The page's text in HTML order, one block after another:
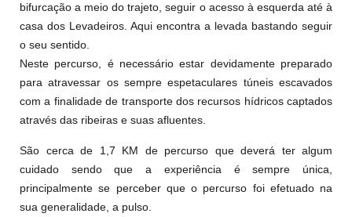
bifurcação a meio do trajeto, seguir o acesso à esquerda até à
casa dos Levadeiros. Aqui encontra a levada bastando seguir
o seu sentido.
Neste percurso, é necessário estar devidamente preparado
para atravessar os sempre espetaculares túneis escavados
com a finalidade de transporte dos recursos hídricos captados
através das ribeiras e suas afluentes.
São cerca de 1,7 KM de percurso que deverá ter algum
cuidado sendo que a experiência é sempre única,
principalmente se perceber que o percurso foi efetuado na
sua generalidade, a pulso.